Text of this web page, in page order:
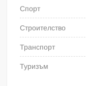
Спорт
Строителство
Транспорт
Туризъм